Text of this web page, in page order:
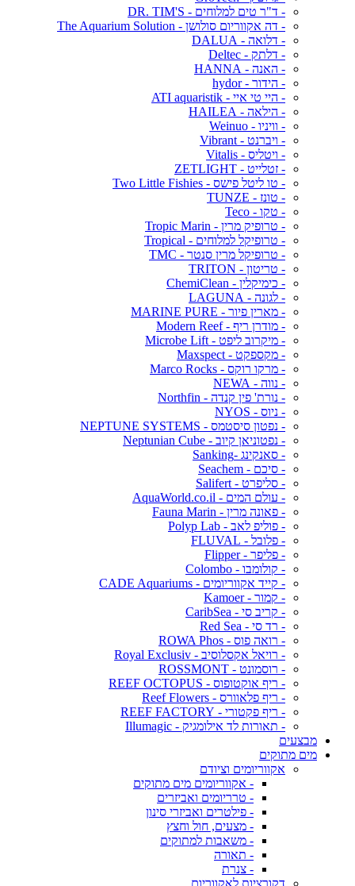
- ד"ר טים למלוחים - DR. TIM'S
- דה אקווריום סולושן - The Aquarium Solution
- דלואה - DALUA
- דלתק - Deltec
- האנה - HANNA
- הידור - hydor
- היי טי איי - ATI aquaristik
- הילאה - HAILEA
- וויניו - Weinuo
- ויברנט - Vibrant
- ויטליס - Vitalis
- זטלייט - ZETLIGHT
- טו ליטל פישס - Two Little Fishies
- טונז - TUNZE
- טקו - Teco
- טרופיק מרין - Tropic Marin
- טרופיקל למלוחים - Tropical
- טרופיקל מרין סנטר - TMC
- טריטון - TRITON
- כימיקלין - ChemiClean
- לגונה - LAGUNA
- מארין פיור - MARINE PURE
- מודרן ריף - Modern Reef
- מיקרוב ליפט - Microbe Lift
- מקספקט - Maxspect
- מרקו רוקס - Marco Rocks
- נווה - NEWA
- נורת' פין קנדה - Northfin
- ניוס - NYOS
- נפטון סיסטמס - NEPTUNE SYSTEMS
- נפטוניאן קיוב - Neptunian Cube
- סאנקינג -Sanking
- סיכם - Seachem
- סליפרט - Salifert
- עולם המים - AquaWorld.co.il
- פאונה מרין - Fauna Marin
- פוליפ לאב - Polyp Lab
- פלובל - FLUVAL
- פליפר - Flipper
- קולומבו - Colombo
- קייד אקווריומים - CADE Aquariums
- קמור - Kamoer
- קריב סי - CaribSea
- רד סי - Red Sea
- רואה פוס - ROWA Phos
- רויאל אקסלוסיב - Royal Exclusiv
- רוסמונט - ROSSMONT
- ריף אוקטופוס - REEF OCTOPUS
- ריף פלאוורס - Reef Flowers
- ריף פקטורי - REEF FACTORY
- תאורות לד אילומגיק - Illumagic
מבצעים
מים מתוקים
אקווריומים וציודם
- אקווריומים מים מתוקים
- טרריומים ואביזרים
- פילטרים ואביזרי סינון
- מצעים, חול וחצץ
- משאבות למתוקים
- תאורה
- צנרת
דקורציות לאקווריום